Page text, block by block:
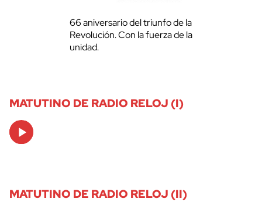
66 aniversario del triunfo de la
Revolución. Con la fuerza de la
unidad.
MATUTINO DE RADIO RELOJ (I)
Audio
Player
MATUTINO DE RADIO RELOJ (II)